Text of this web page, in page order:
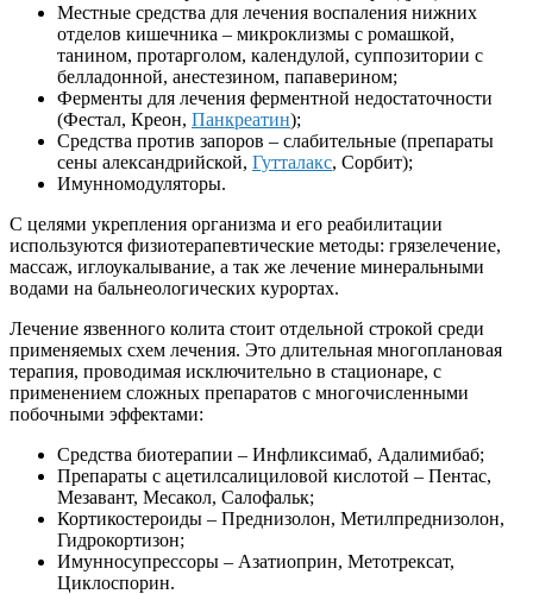
Местные средства для лечения воспаления нижних
отделов кишечника – микроклизмы с ромашкой,
танином, протарголом, календулой, суппозитории с
белладонной, анестезином, папаверином;
Ферменты для лечения ферментной недостаточности
(Фестал, Креон, Панкреатин);
Средства против запоров – слабительные (препараты
сены александрийской, Гутталакс, Сорбит);
Имунномодуляторы.
С целями укрепления организма и его реабилитации
используются физиотерапевтические методы: грязелечение,
массаж, иглоукалывание, а так же лечение минеральными
водами на бальнеологических курортах.
Лечение язвенного колита стоит отдельной строкой среди
применяемых схем лечения. Это длительная многоплановая
терапия, проводимая исключительно в стационаре, с
применением сложных препаратов с многочисленными
побочными эффектами:
Средства биотерапии – Инфликсимаб, Адалимибаб;
Препараты с ацетилсалициловой кислотой – Пентас,
Мезавант, Месакол, Салофальк;
Кортикостероиды – Преднизолон, Метилпреднизолон,
Гидрокортизон;
Имунносупрессоры – Азатиоприн, Метотрексат,
Циклоспорин.